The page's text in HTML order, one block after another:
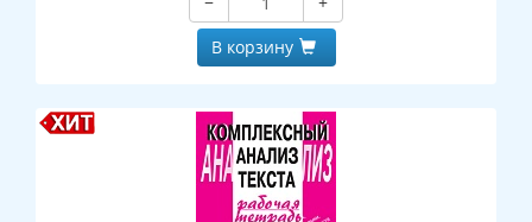
В корзину